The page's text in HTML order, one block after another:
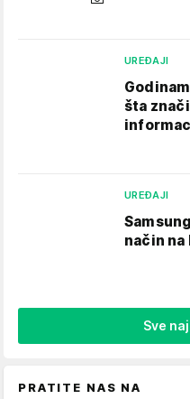
UREĐAJI
šta
UREĐAJI
način
Sve
PRATITE NAS NA